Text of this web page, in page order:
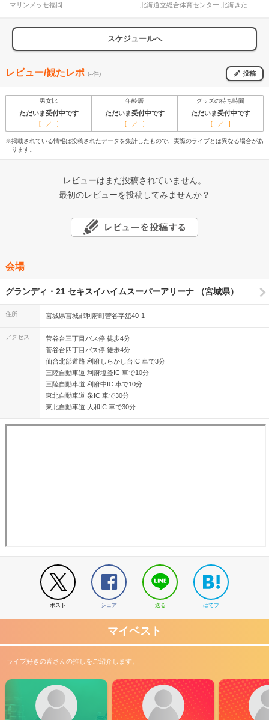
マリンメッセ福岡
北海道立総合体育センター 北海きたえ
スケジュールへ
レビュー/観たレポ (--件) 投稿
男女比 年齢層 グッズの待ち時間
ただいま受付中です ただいま受付中です ただいま受付中です
[---／---] [---／---] [---／---]
※掲載されている情報は投稿されたデータを集計したもので、実際のライブとは異なる場合があ
ります。
レビューはまだ投稿されていません。
最初のレビューを投稿してみませんか？
会場
グランディ・21 セキスイハイムスーパーアリーナ （宮城県）
住所 宮城県宮城郡利府町菅谷字舘40-1
アクセス
菅谷台三丁目バス停 徒歩4分
菅谷台四丁目バス停 徒歩4分
仙台北部道路 利府しらかし台IC 車で3分
三陸自動車道 利府塩釜IC 車で10分
三陸自動車道 利府中IC 車で10分
東北自動車道 泉IC 車で30分
東北自動車道 大和IC 車で30分
ポスト シェア 送る はてブ
マイベスト
ライブ好きの皆さんの推しをご紹介します。